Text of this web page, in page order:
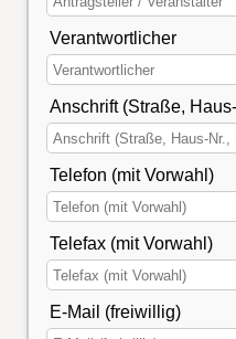
Verantwortlicher
Anschrift (Straße,
Telefon (mit Vorwahl)
Telefax (mit Vorwahl)
E-Mail (freiwillig)